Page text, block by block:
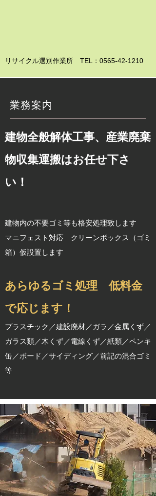
リサイクル選別作業所 TEL：0565-42-1210
業務案内
建物全般解体工事、産業廃棄
物収集運搬はお任せ下さ
い！
建物内の不要ゴミ等も格安処理致します
マニフェスト対応 クリーンボックス（ゴミ
箱）仮設置します
あらゆるゴミ処理 低料金
で応じます！
プラスチック／建設廃材／ガラ／金属くず／
ガラス類／木くず／電線くず／紙類／ペンキ
缶／ボード／サイディング／前記の混合ゴミ
等